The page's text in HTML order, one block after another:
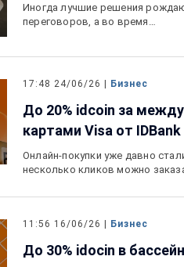
Иногда лучшие решения
переговоров, а во время…
17:48 24/06/26 | Бизнес
До 20% idcoin за
картами Visa от IDBank
Онлайн-покупки уже давно
несколько кликов можно
11:56 16/06/26 | Бизнес
До 30% idocin в